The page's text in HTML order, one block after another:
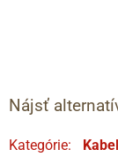
Nájsť
Kategórie: